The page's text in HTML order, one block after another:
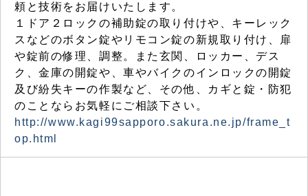
頼と技術をお届けいたします。
１ドア２ロックの補助錠の取り付けや、キーレック
スなどのボタン錠やリモコン錠の新規取り付け、扉
や錠前の修理、調整。また玄関、ロッカー、デス
ク、金庫の開錠や、車やバイクのインロックの開錠
及び紛失キーの作製など、その他、カギと錠・防犯
のことならお気軽にご相談下さい。
http://www.kagi99sapporo.sakura.ne.jp/frame_t
op.html